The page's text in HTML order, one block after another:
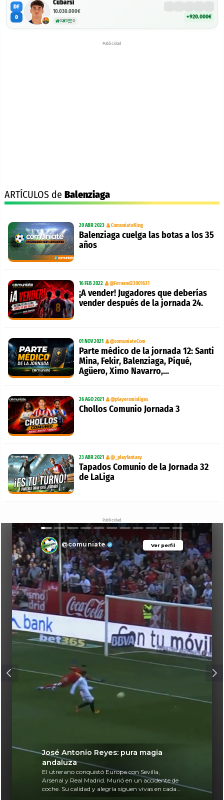
DF
0
Cubarsí
10.030.000€
0 0 0
+920.000€
Publicidad
ARTÍCULOS de Balenziaga
20 ABR 2023 ComuniateKing
Balenziaga cuelga las botas a los 35
años
16 FEB 2022 @Fernand23001631
¡A vender! Jugadores que deberías
vender después de la jornada 24.
01 NOV 2021 @comuniateCom
Parte médico de la jornada 12: Santi
Mina, Fekir, Balenziaga, Piqué,
Agüero, Ximo Navarro,...
26 AGO 2021 @playersmisligas
Chollos Comunio Jornada 3
23 ABR 2021 @_playfantasy
Tapados Comunio de la Jornada 32
de LaLiga
Publicidad
Ver perfil
@comuniate Ver perfil
José Antonio Reyes: pura magia
andaluza
El utrerano conquistó Europa con Sevilla,
Arsenal y Real Madrid. Murió en un accidente de
coche. Su calidad y alegría siguen vivas en cada